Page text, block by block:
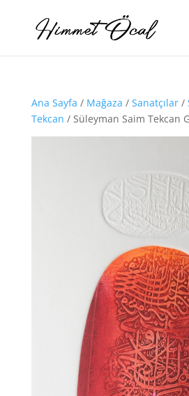
Ana Sayfa / Mağaza / Sanatçılar/
Tekcan / Süleyman Saim Tekcan